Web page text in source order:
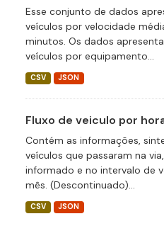
Esse conjunto de dados
veículos por velocidade
minutos. Os dados
veículos por equipamento...
CSV JSON
Fluxo de veiculo por
Contém as informações,
veículos que passaram na
informado e no intervalo de
mês. (Descontinuado)...
CSV JSON